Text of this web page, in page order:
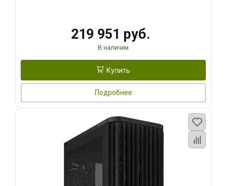
219 951 руб.
В наличии
Купить
Подробнее